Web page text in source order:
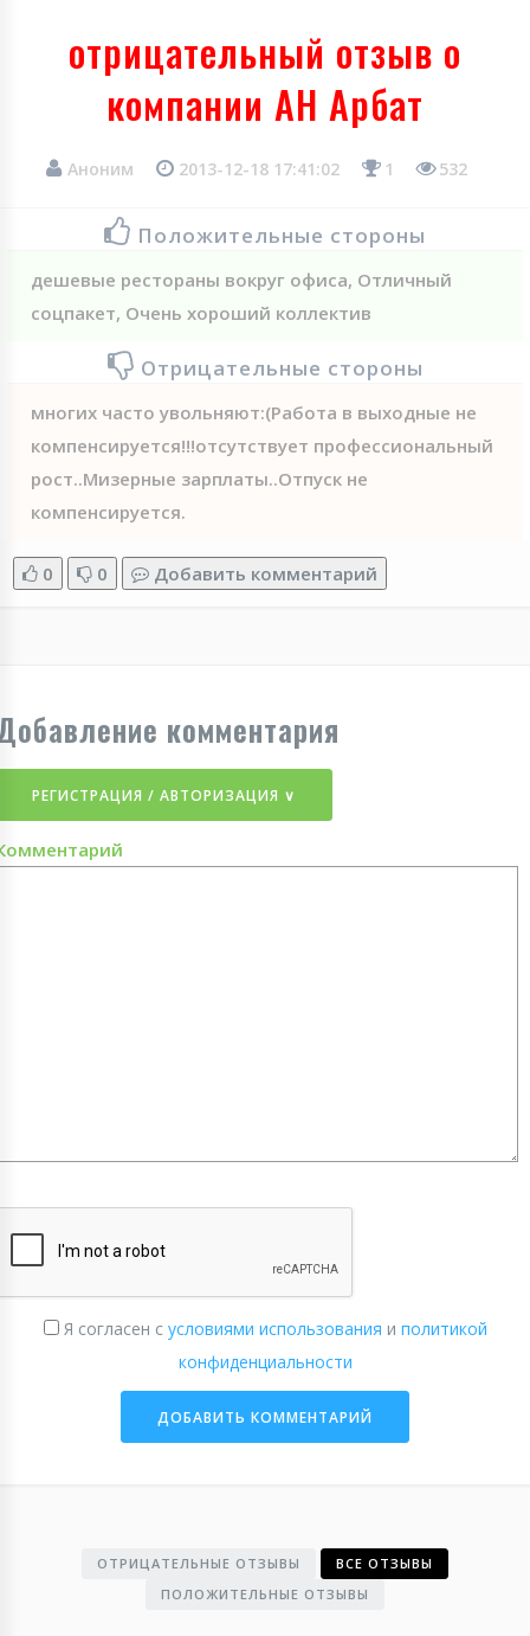
отрицательный отзыв о
компании АН Арбат
Аноним 2013-12-18 17:41:02 1 532
Положительные стороны
дешевые рестораны вокруг офиса, Отличный
соцпакет, Очень хороший коллектив
Отрицательные стороны
многих часто увольняют:(Работа в выходные не
компенсируется!!!отсутствует профессиональный
рост..Мизерные зарплаты..Отпуск не
компенсируется.
0 0 Добавить комментарий
комментария
РЕГИСТРАЦИЯ / АВТОРИЗАЦИЯ ∨
Я согласен с условиями использования и политикой
конфиденциальности
ОТРИЦАТЕЛЬНЫЕ ОТЗЫВЫ
ВСЕ ОТЗЫВЫ
ПОЛОЖИТЕЛЬНЫЕ ОТЗЫВЫ